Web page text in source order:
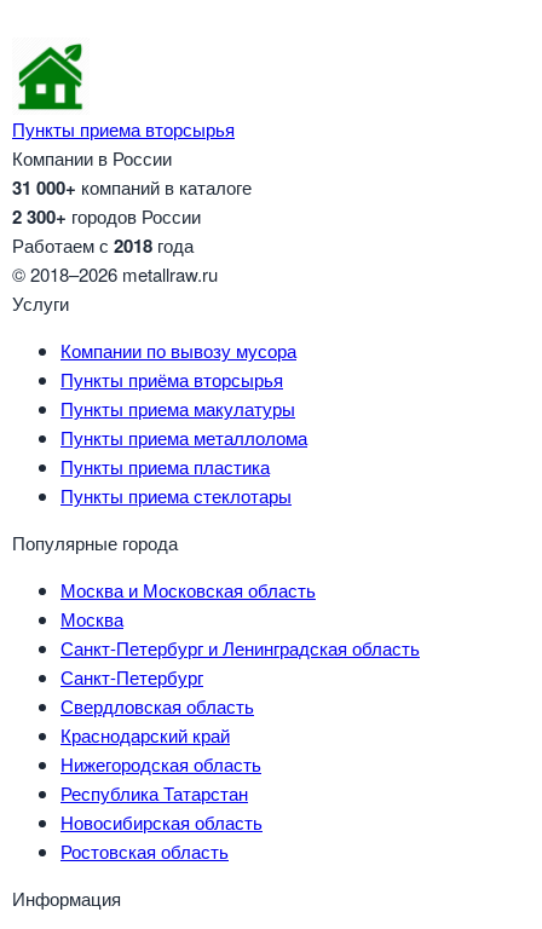
Пункты приема вторсырья
Компании в России
31 000+ компаний в каталоге
2 300+ городов России
Работаем с 2018 года
© 2018–2026 metallraw.ru
Услуги
Компании по вывозу мусора
Пункты приёма вторсырья
Пункты приема макулатуры
Пункты приема металлолома
Пункты приема пластика
Пункты приема стеклотары
Популярные города
Москва и Московская область
Москва
Санкт-Петербург и Ленинградская область
Санкт-Петербург
Свердловская область
Краснодарский край
Нижегородская область
Республика Татарстан
Новосибирская область
Ростовская область
Информация